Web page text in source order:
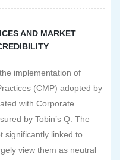
AND MARKET
implementation of
(CMP) adopted by
with Corporate
by Tobin’s Q. The
significantly linked to
view them as neutral